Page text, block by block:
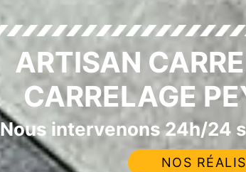
ARTISAN
CARRELAGE
Nous intervenons 24h/24
NOS